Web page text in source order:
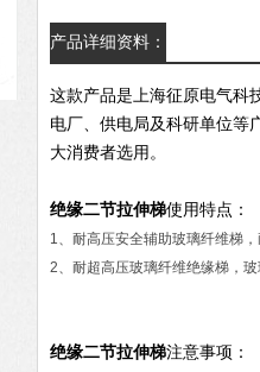
产品详细资料：
这款产品是上海征原电气科
电厂、供电局及科研单位等
大消费者选用。
绝缘二节拉伸梯使用特点：
1、耐高压安全辅助玻璃纤维梯
2、耐超高压玻璃纤维绝缘梯，
绝缘二节拉伸梯注意事项：